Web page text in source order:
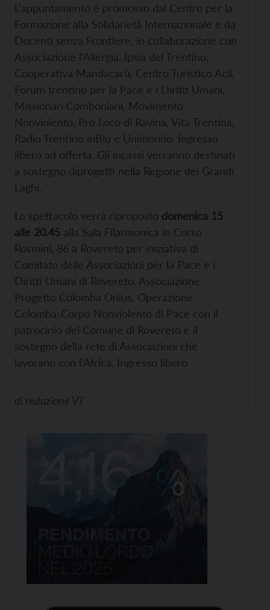
L’appuntamento è promosso dal Centro per la
Formazione alla Solidarietà Internazionale e da
Docenti senza Frontiere, in collaborazione con
Associazione l’Allergia, Ipsia del Trentino,
Cooperativa Mandacarù, Centro Turistico Acli,
Forum trentino per la Pace e i Diritti Umani,
Missionari Comboniani, Movimento
Nonviolento, Pro Loco di Ravina, Vita Trentina,
Radio Trentino inBlu e Unimondo. Ingresso
libero ad offerta. Gli incassi verranno destinati
a sostegno diprogetti nella Regione dei Grandi
Laghi.
Lo spettacolo verrà riproposto domenica 15
alle 20.45 alla Sala Filarmonica in Corso
Rosmini, 86 a Rovereto per iniziativa di
Comitato delle Associazioni per la Pace e i
Diritti Umani di Rovereto, Associazione
Progetto Colomba Onlus, Operazione
Colomba-Corpo Nonviolento di Pace con il
patrocinio del Comune di Rovereto e il
sostegno della rete di Associazioni che
lavorano con l’Africa. Ingresso libero.
di redazione VT